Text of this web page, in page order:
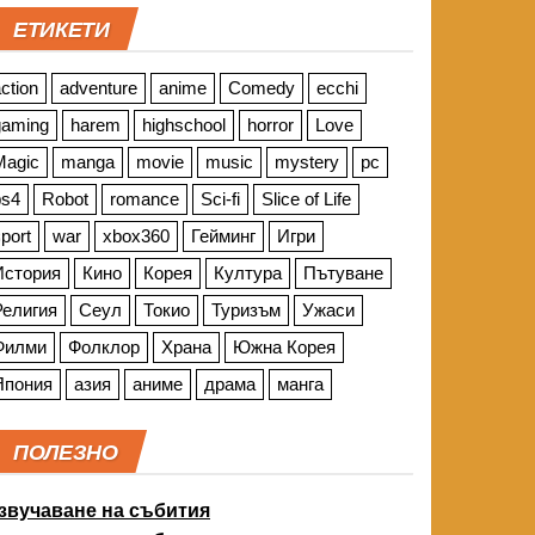
ЕТИКЕТИ
adventure anime Comedy
ecchi
harem highschool horror
Love
manga movie music mystery
pc
Robot romance Sci-fi
Slice of Life
war xbox360 Гейминг
Игри
Кино Корея Култура
Пътуване
Сеул Токио Туризъм
Ужаси
Фолклор Храна
Южна Корея
азия аниме драма манга
ПОЛЕЗНО
на събития